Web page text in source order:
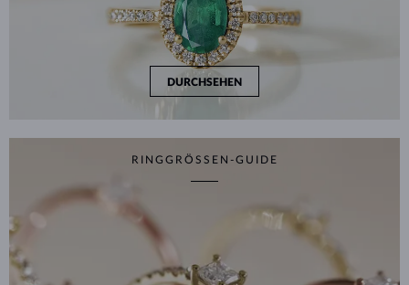
DURCHSEHEN
RINGGRÖSSEN-GUIDE